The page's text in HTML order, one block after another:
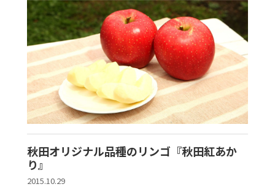
秋田オリジナル品種のリンゴ『秋田紅あか
り』
2015.10.29